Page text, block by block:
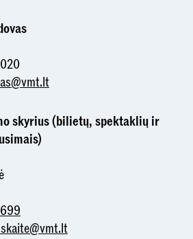
skyrius (bilietų, spektaklių ir